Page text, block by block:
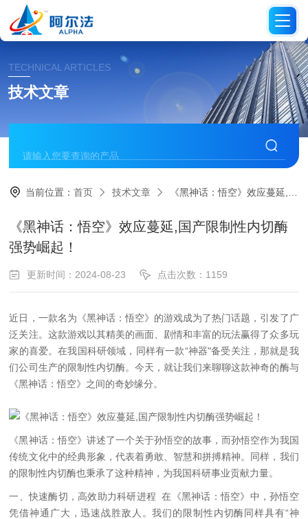
TECHNICAL ARTICLES
技术文章
当前位置：首页 技术文章 《黑神话：悟空》效应蔓延,国产限制性内切酶强势崛起！
《黑神话：悟空》效应蔓延,国产限制性内切酶
强势崛起！
更新时间：2024-08-23 点击次数：1159
近日，一款名为《黑神话：悟空》的游戏成为了热门话题，引发了广
泛关注。这款游戏以其精美的画面、剧情和丰富的玩法赢得了众多玩
家的喜爱。在我国科研领域，同样有一款“神器"备受关注，那就是我
们公司生产的限制性内切酶。今天，就让我们来聊聊这款神奇的酶与
《黑神话：悟空》之间的奇妙缘分。
《黑神话：悟空》讲述了一个关于孙悟空的故事，而孙悟空作为我国
传统文化中的经典形象，代表着勇敢、智慧和拼搏精神。同样，我们
的限制性内切酶也秉承了这种精神，为我国科研事业贡献力量。
一、快速酶切，高效助力科研进程 在《黑神话：悟空》中，孙悟空
凭借神通广大，迅速战胜敌人。我们的限制性内切酶同样具有“神